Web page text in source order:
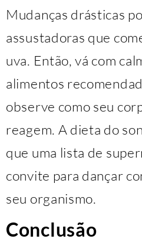
Mudanças drásticas
assustadoras que
uva. Então, vá com
alimentos
observe como seu
reagem. A dieta do
que uma lista de
convite para dançar
seu organismo.
Conclusão